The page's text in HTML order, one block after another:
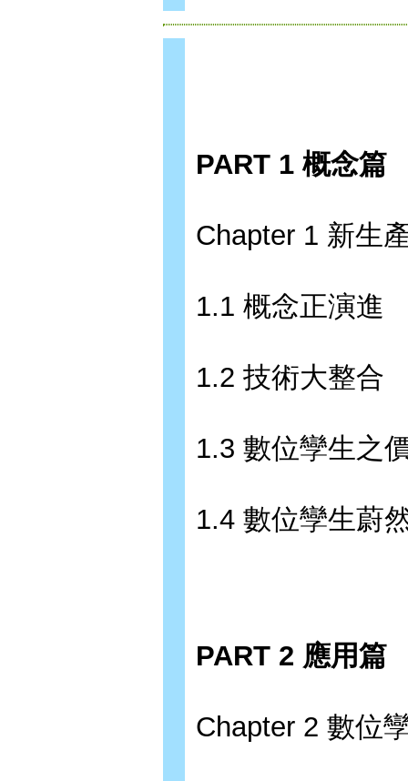
PART 1 概念篇
Chapter 1 新生
1.1 概念正演進
1.2 技術大整合
1.3 數位孿生之
1.4 數位孿生蔚
PART 2 應用篇
Chapter 2 數位